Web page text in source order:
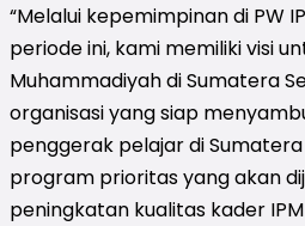
“Melalui kepemimpinan di PW
periode ini, kami memiliki visi
Muhammadiyah di Sumatera
organisasi yang siap
penggerak pelajar di
program prioritas yang akan
peningkatan kualitas kader